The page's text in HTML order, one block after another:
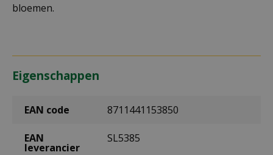
bloemen.
Eigenschappen
EAN code 8711441153850
EAN
leverancier
SL5385